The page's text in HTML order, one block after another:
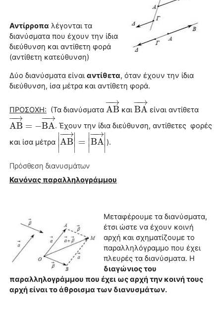
Αντίρροπα λέγονται τα
διανύσματα που έχουν την ίδια
διεύθυνση και αντίθετη φορά
(αντίθετη κατεύθυνση)
Δύο διανύσματα είναι αντίθετα, όταν έχουν την ίδια
διεύθυνση, ίσα μέτρα και αντίθετη φορά.
ΠΡΟΣΟΧΗ: (Τα διανύσματα AB
−→
−
AB→καιBA
−→
−
BA→είναι αντίθετα
AB
−→
−
= −BA
−→
−
AB→=−BA→ . Έχουν την ίδια διεύθυνση, αντίθετες φορές
και ίσα μέτρα
∣
∣
∣AB
−→
− ∣
∣
∣ =
∣
∣
∣BA
−→
− ∣
∣
∣
|AB→ |=| BA→| ).
Πρόσθεση διανυσμάτων
Κανόνας παραλληλογράμμου
Μεταφέρουμε τα διανύσματα,
έτσι ώστε να έχουν κοινή
αρχή και σχηματίζουμε το
παραλληλόγραμμο που έχει
πλευρές τα διανύσματα. Η
διαγώνιος του
παραλληλογράμμου που έχει ως αρχή την κοινή τους
αρχή είναι το άθροισμα των διανυσμάτων.